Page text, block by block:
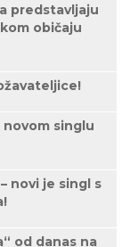
predstavljaju
običaju
singlu
novi je singl s
od danas na